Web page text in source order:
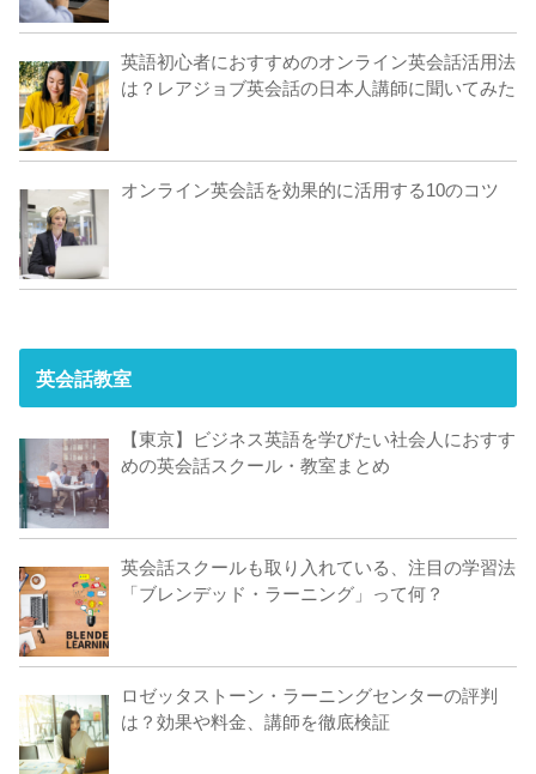
英語初心者におすすめのオンライン英会話活用法
は？レアジョブ英会話の日本人講師に聞いてみた
オンライン英会話を効果的に活用する10のコツ
英会話教室
【東京】ビジネス英語を学びたい社会人におすす
めの英会話スクール・教室まとめ
英会話スクールも取り入れている、注目の学習法
「ブレンデッド・ラーニング」って何？
ロゼッタストーン・ラーニングセンターの評判
は？効果や料金、講師を徹底検証